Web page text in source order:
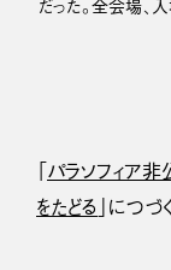
だった。全会場、
パラソフィア
をたどる 」につづく